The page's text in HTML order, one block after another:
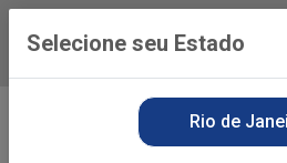
Baixe
Selecione seu Estado
Rio de